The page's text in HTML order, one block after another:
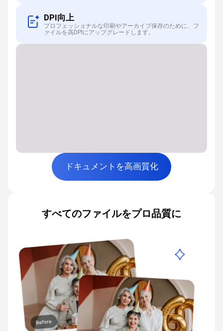
DPI向上
プロフェッショナルな印刷やアーカイブ保存のために、フ
ァイルを高DPIにアップグレードします。
ドキュメントを高画質化
すべてのファイルをプロ品質に